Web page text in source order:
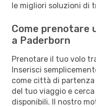
le migliori soluzioni di
Come prenotare
a Paderborn
Prenotare il tuo volo
Inserisci
come città di
del tuo viaggio e
disponibili. Il nostro